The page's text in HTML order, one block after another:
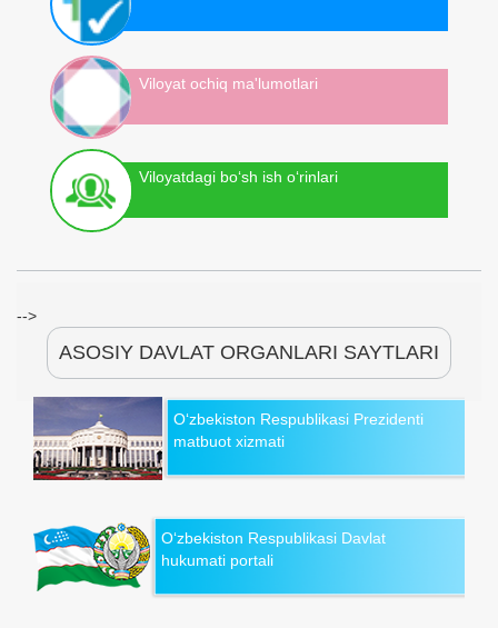
Viloyat ochiq ma'lumotlari
Viloyatdagi bo‘sh ish o‘rinlari
-->
ASOSIY DAVLAT ORGANLARI SAYTLARI
O‘zbekiston Respublikasi Prezidenti
matbuot xizmati
O‘zbekiston Respublikasi Davlat
hukumati portali